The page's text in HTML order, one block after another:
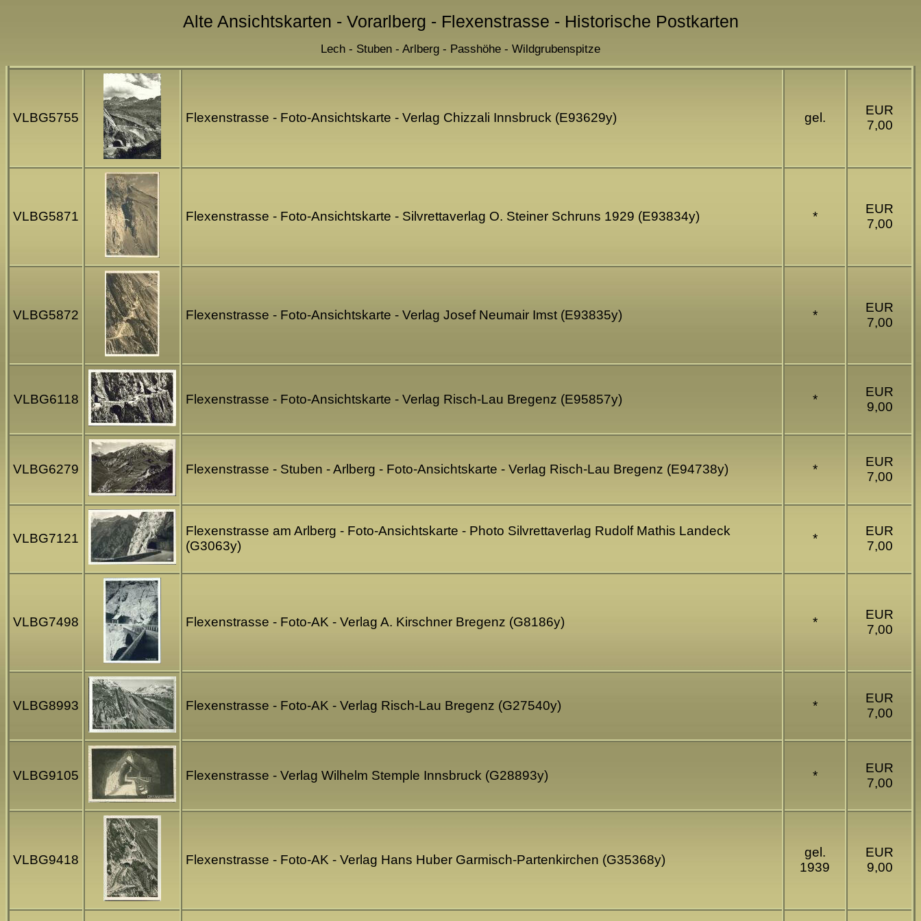
Alte Ansichtskarten - Vorarlberg - Flexenstrasse - Historische Postkarten
Lech - Stuben - Arlberg - Passhöhe - Wildgrubenspitze
VLBG5755 Flexenstrasse - Foto-Ansichtskarte - Verlag Chizzali Innsbruck (E93629y) gel.
EUR
7,00
VLBG5871 Flexenstrasse - Foto-Ansichtskarte - Silvrettaverlag O. Steiner Schruns 1929 (E93834y) *
EUR
7,00
VLBG5872 Flexenstrasse - Foto-Ansichtskarte - Verlag Josef Neumair Imst (E93835y) *
EUR
7,00
VLBG6118 Flexenstrasse - Foto-Ansichtskarte - Verlag Risch-Lau Bregenz (E95857y) *
EUR
9,00
VLBG6279 Flexenstrasse - Stuben - Arlberg - Foto-Ansichtskarte - Verlag Risch-Lau Bregenz (E94738y) *
EUR
7,00
VLBG7121
Flexenstrasse am Arlberg - Foto-Ansichtskarte - Photo Silvrettaverlag Rudolf Mathis Landeck
(G3063y)
*
EUR
7,00
VLBG7498 Flexenstrasse - Foto-AK - Verlag A. Kirschner Bregenz (G8186y) *
EUR
7,00
VLBG8993 Flexenstrasse - Foto-AK - Verlag Risch-Lau Bregenz (G27540y) *
EUR
7,00
VLBG9105 Flexenstrasse - Verlag Wilhelm Stemple Innsbruck (G28893y) *
EUR
7,00
VLBG9418 Flexenstrasse - Foto-AK - Verlag Hans Huber Garmisch-Partenkirchen (G35368y)
gel.
1939
EUR
9,00